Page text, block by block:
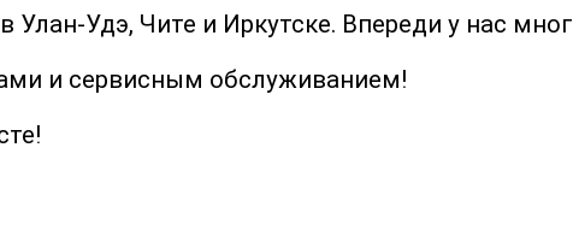
Удэ, Чите и Иркутске. Впереди у нас
и сервисным обслуживанием!